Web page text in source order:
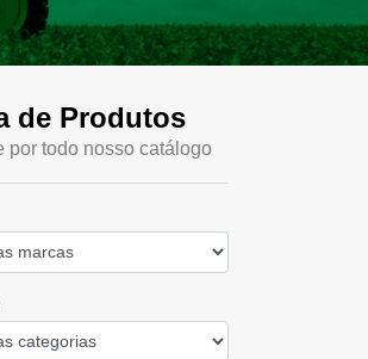
de Produtos
por todo nosso catálogo